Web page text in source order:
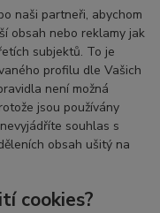
naši partneři, abychom
obsah nebo reklamy jak
subjektů. To je
profilu dle Vašich
není možná
jsou používány
souhlas s
obsah ušitý na
cookies?